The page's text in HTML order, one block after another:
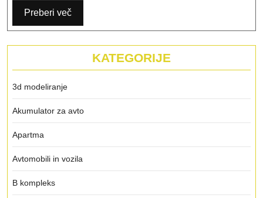
Preberi več
KATEGORIJE
3d modeliranje
Akumulator za avto
Apartma
Avtomobili in vozila
B kompleks